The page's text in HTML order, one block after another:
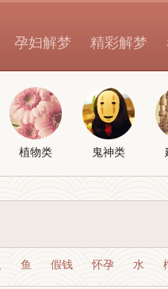
孕妇解梦 精彩解梦
植物类 鬼神类
鱼 假钱 怀孕 水